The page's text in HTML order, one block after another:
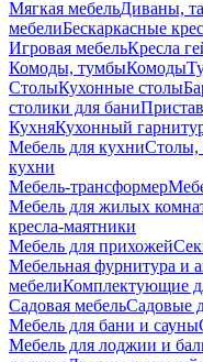
Мягкая мебельДиваны,
мебелиБескаркасные
Игровая мебельКресла
Комоды, тумбыКомоды
СтолыКухонные столы
столики для бани
КухняКухонный
Мебель для кухниСтолы,
кухни
Мебель-трансформер
Мебель для жилых
кресла-маятники
Мебель для прихожей
Мебельная фурнитура и
мебелиКомплектующие
Садовая мебельСадовые
Мебель для бани и сауны
Мебель для лоджии и